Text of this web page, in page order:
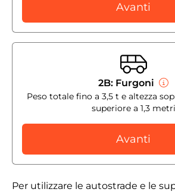
Per utilizzare le autostrade e le
Avanti
2B: Furgoni
Peso totale fino a 3,5 t e altezza
superiore a 1,3 metri
Avanti